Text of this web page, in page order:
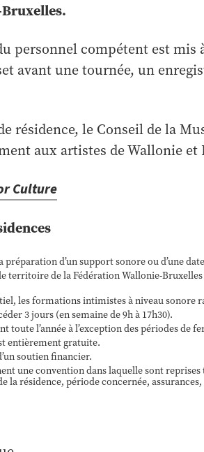
personnel compétent est mis
avant une tournée, un
résidence, le Conseil de la
aux artistes de Wallonie et
Culture
d’un support sonore ou d’une
territoire de la Fédération Wallonie-
les formations intimistes à niveau sonore
3 jours (en semaine de 9h à 17h30).
toute l’année à l’exception des périodes de
entièrement gratuite.
soutien financier.
une convention dans laquelle sont
la résidence, période concernée, assurances,